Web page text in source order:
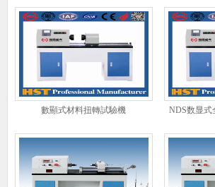
數顯式材料扭轉試驗機 NDS数显式